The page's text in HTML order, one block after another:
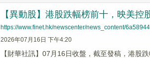
【異動股】港股跌幅榜前十，映美
https://www.finet.hk/newscenter/news_content/
2026年07月16日 下午4:20
【財華社訊】07月16日收盤，截至發稿，港股